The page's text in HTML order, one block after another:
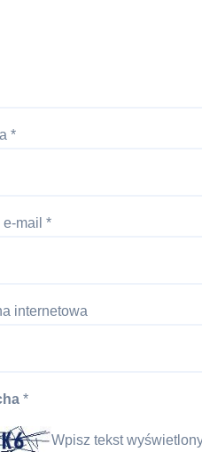
*
mail *
internetowa
*
Wpisz tekst